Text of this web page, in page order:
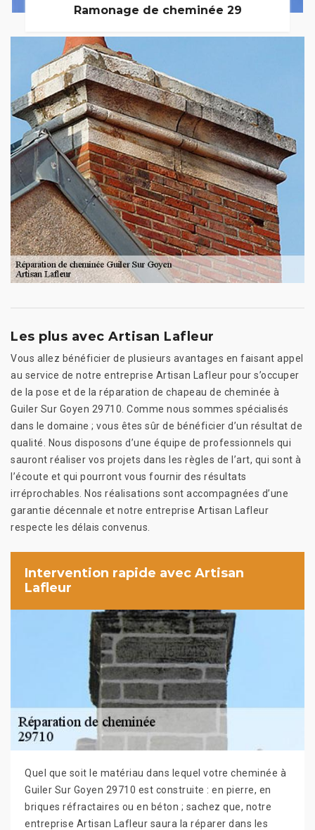
Ramonage de cheminée 29
Les plus avec Artisan Lafleur
Vous allez bénéficier de plusieurs avantages en faisant appel
au service de notre entreprise Artisan Lafleur pour s’occuper
de la pose et de la réparation de chapeau de cheminée à
Guiler Sur Goyen 29710. Comme nous sommes spécialisés
dans le domaine ; vous êtes sûr de bénéficier d’un résultat de
qualité. Nous disposons d’une équipe de professionnels qui
sauront réaliser vos projets dans les règles de l’art, qui sont à
l’écoute et qui pourront vous fournir des résultats
irréprochables. Nos réalisations sont accompagnées d’une
garantie décennale et notre entreprise Artisan Lafleur
respecte les délais convenus.
Intervention rapide avec Artisan
Lafleur
Quel que soit le matériau dans lequel votre cheminée à
Guiler Sur Goyen 29710 est construite : en pierre, en
briques réfractaires ou en béton ; sachez que, notre
entreprise Artisan Lafleur saura la réparer dans les